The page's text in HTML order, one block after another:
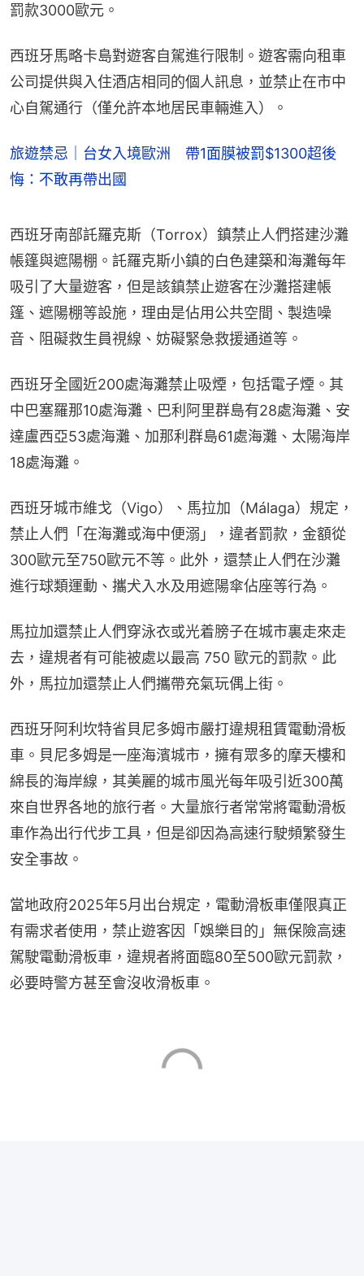
罰款3000歐元。
西班牙馬略卡島對遊客自駕進行限制。遊客需向租車
公司提供與入住酒店相同的個人訊息，並禁止在市中
心自駕通行（僅允許本地居民車輛進入）。
旅遊禁忌｜台女入境歐洲 帶1面膜被罰$1300超後
悔：不敢再帶出國
西班牙南部託羅克斯（Torrox）鎮禁止人們搭建沙灘
帳篷與遮陽棚。託羅克斯小鎮的白色建築和海灘每年
吸引了大量遊客，但是該鎮禁止遊客在沙灘搭建帳
篷、遮陽棚等設施，理由是佔用公共空間、製造噪
音、阻礙救生員視線、妨礙緊急救援通道等。
西班牙全國近200處海灘禁止吸煙，包括電子煙。其
中巴塞羅那10處海灘、巴利阿里群島有28處海灘、安
達盧西亞53處海灘、加那利群島61處海灘、太陽海岸
18處海灘。
西班牙城市維戈（Vigo）、馬拉加（Málaga）規定，
禁止人們「在海灘或海中便溺」，違者罰款，金額從
300歐元至750歐元不等。此外，還禁止人們在沙灘
進行球類運動、攜犬入水及用遮陽傘佔座等行為。
馬拉加還禁止人們穿泳衣或光着膀子在城市裏走來走
去，違規者有可能被處以最高 750 歐元的罰款。此
外，馬拉加還禁止人們攜帶充氣玩偶上街。
西班牙阿利坎特省貝尼多姆市嚴打違規租賃電動滑板
車。貝尼多姆是一座海濱城市，擁有眾多的摩天樓和
綿長的海岸線，其美麗的城市風光每年吸引近300萬
來自世界各地的旅行者。大量旅行者常常將電動滑板
車作為出行代步工具，但是卻因為高速行駛頻繁發生
安全事故。
當地政府2025年5月出台規定，電動滑板車僅限真正
有需求者使用，禁止遊客因「娛樂目的」無保險高速
駕駛電動滑板車，違規者將面臨80至500歐元罰款，
必要時警方甚至會沒收滑板車。